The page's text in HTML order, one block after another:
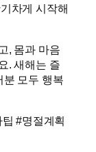
차게 시작해
, 몸과 마음
. 새해는 즐
분 모두 행복
#명절계획